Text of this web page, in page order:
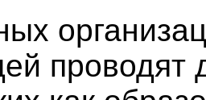
проводят